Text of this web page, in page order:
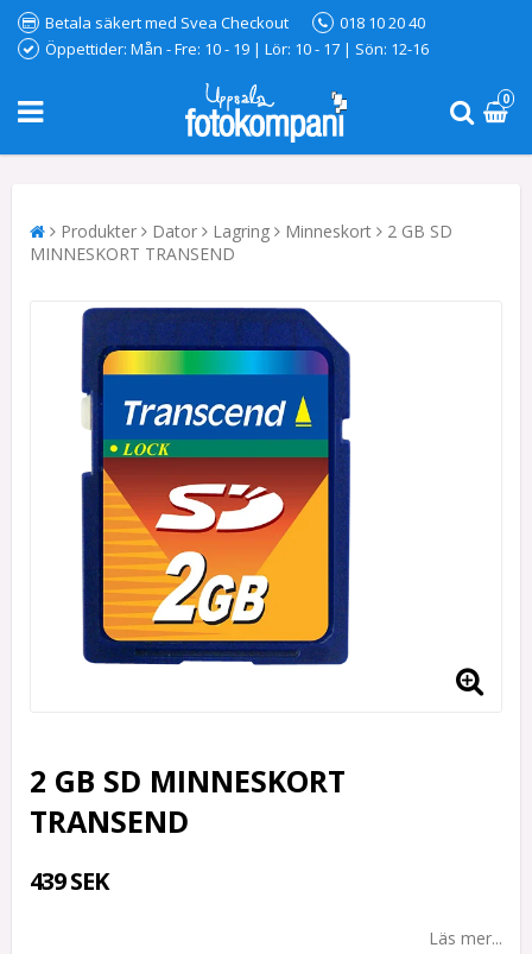
Betala säkert med Svea Checkout
018 10 20 40
Öppettider: Mån - Fre: 10 - 19 | Lör: 10 - 17 | Sön: 12-16
0
Produkter Dator Lagring Minneskort
2 GB SD
MINNESKORT TRANSEND
2 GB SD MINNESKORT
TRANSEND
439 SEK
Läs mer...